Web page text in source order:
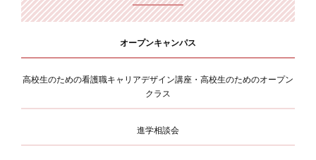
オープンキャンパス
高校生のための看護職キャリアデザイン講座・高校生のためのオープン
クラス
進学相談会